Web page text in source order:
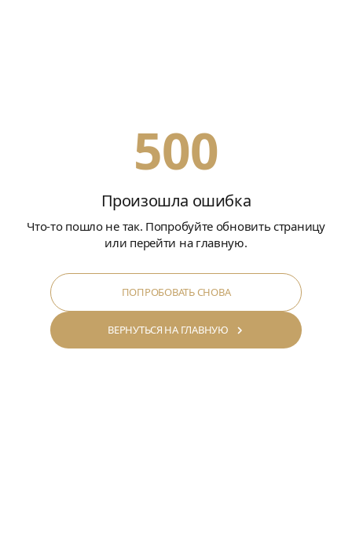
500
Произошла ошибка
Что-то пошло не так. Попробуйте обновить страницу
или перейти на главную.
ПОПРОБОВАТЬ СНОВА
ВЕРНУТЬСЯ НА ГЛАВНУЮ